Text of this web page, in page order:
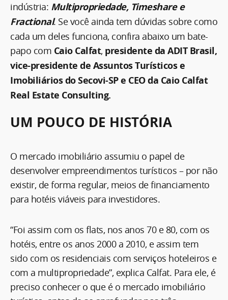
indústria: Multipropriedade, Timeshare e
Fractional. Se você ainda tem dúvidas sobre como
cada um deles funciona, confira abaixo um bate-
papo com Caio Calfat, presidente da ADIT Brasil,
vice-presidente de Assuntos Turísticos e
Imobiliários do Secovi-SP e CEO da Caio Calfat
Real Estate Consulting.
UM POUCO DE HISTÓRIA
O mercado imobiliário assumiu o papel de
desenvolver empreendimentos turísticos – por não
existir, de forma regular, meios de financiamento
para hotéis viáveis para investidores.
“Foi assim com os flats, nos anos 70 e 80, com os
hotéis, entre os anos 2000 a 2010, e assim tem
sido com os residenciais com serviços hoteleiros e
com a multipropriedade”, explica Calfat. Para ele, é
preciso conhecer o que é o mercado imobiliário